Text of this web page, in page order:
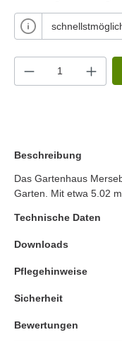
Beschreibung
Das Gartenhaus
Garten. Mit etwa 5.02
Technische Daten
Downloads
Pflegehinweise
Sicherheit
Bewertungen